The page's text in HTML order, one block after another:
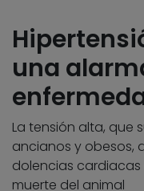
una
La tensión alta, que
ancianos y obesos,
dolencias
muerte del animal